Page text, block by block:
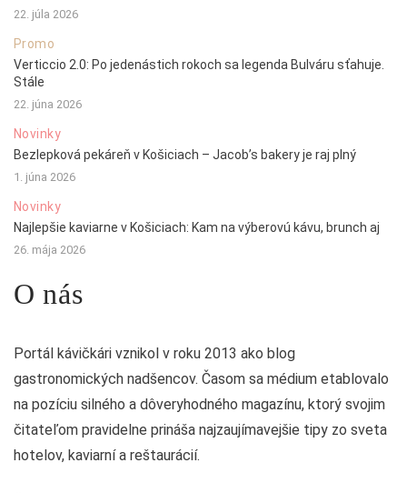
22. júla 2026
Promo
Verticcio 2.0: Po jedenástich rokoch sa legenda Bulváru sťahuje.
Stále
22. júna 2026
Novinky
Bezlepková pekáreň v Košiciach – Jacob’s bakery je raj plný
1. júna 2026
Novinky
Najlepšie kaviarne v Košiciach: Kam na výberovú kávu, brunch aj
26. mája 2026
O nás
Portál kávičkári vznikol v roku 2013 ako blog
gastronomických nadšencov. Časom sa médium etablovalo
na pozíciu silného a dôveryhodného magazínu, ktorý svojim
čitateľom pravidelne prináša najzaujímavejšie tipy zo sveta
hotelov, kaviarní a reštaurácií.